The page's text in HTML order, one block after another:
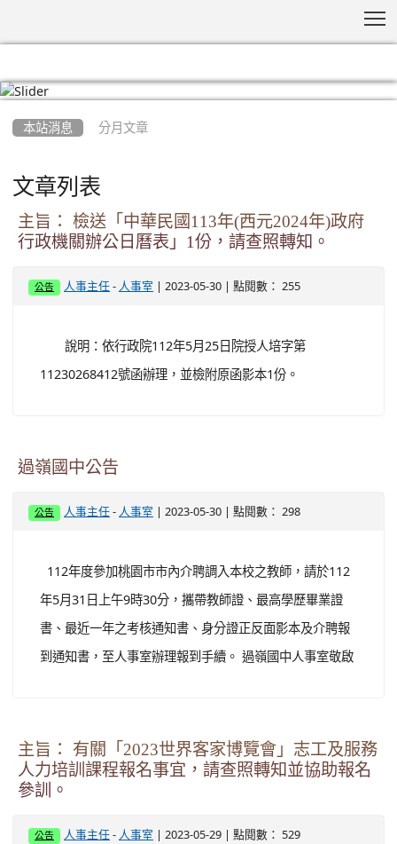
本站消息 分月文章
文章列表
主旨： 檢送「中華民國113年(西元2024年)政府
行政機關辦公日曆表」1份，請查照轉知。
公告 人事主任 - 人事室 | 2023-05-30 | 點閱數： 255
說明：依行政院112年5月25日院授人培字第
11230268412號函辦理，並檢附原函影本1份。
過嶺國中公告
公告 人事主任 - 人事室 | 2023-05-30 | 點閱數： 298
112年度參加桃園市市內介聘調入本校之教師，請於112
年5月31日上午9時30分，攜帶教師證、最高學歷畢業證
書、最近一年之考核通知書、身分證正反面影本及介聘報
到通知書，至人事室辦理報到手續。 過嶺國中人事室敬啟
主旨： 有關「2023世界客家博覽會」志工及服務
人力培訓課程報名事宜，請查照轉知並協助報名
參訓。
公告 人事主任 - 人事室 | 2023-05-29 | 點閱數： 529